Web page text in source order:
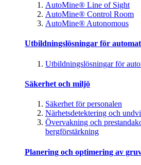
AutoMine® Line of Sight
AutoMine® Control Room
AutoMine® Autonomous
Utbildningslösningar för
Utbildningslösningar för
Säkerhet och miljö
Säkerhet för personalen
Närhetsdetektering och
Övervakning och
bergförstärkning
Planering och optimering av